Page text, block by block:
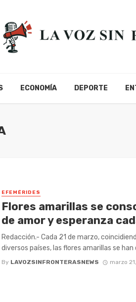
ECONOMÍA DEPORTE
EFEMÉRIDES
Flores amarillas se
de amor y esperanza
Redacción.- Cada 21 de marzo,
diversos países, las flores amarillas se
By LAVOZSINFRONTERASNEWS marzo